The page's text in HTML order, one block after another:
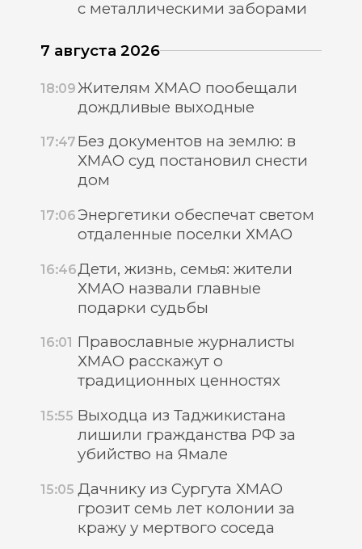
с металлическими заборами
7 августа 2026
18:09 Жителям ХМАО пообещали
дождливые выходные
17:47 Без документов на землю: в
ХМАО суд постановил снести
дом
17:06 Энергетики обеспечат светом
отдаленные поселки ХМАО
16:46Дети, жизнь, семья: жители
ХМАО назвали главные
подарки судьбы
16:01 Православные журналисты
ХМАО расскажут о
традиционных ценностях
15:55 Выходца из Таджикистана
лишили гражданства РФ за
убийство на Ямале
15:05 Дачнику из Сургута ХМАО
грозит семь лет колонии за
кражу у мертвого соседа